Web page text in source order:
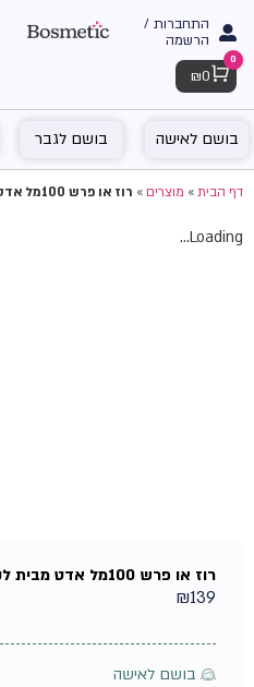
התחברות /
הרשמה
Cart
0
₪ 0
בושם לאישה בושם לגבר
דף הבית»מוצרים»רוז או פרש 100מל אדט מבית לקוסט טסטר – בושם לאישה
Loading...
רוז או פרש 100מל אדט מבית לקוסט טסטר – בושם לאישה
₪139
♀ בושם לאישה